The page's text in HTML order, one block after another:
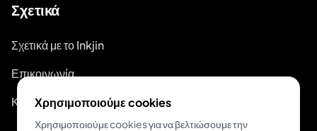
Σχετικά
Σχετικά με το Inkjin
Επικοινωνία
Κιτ Επωνυμίας
Χρησιμοποιούμε cookies
Χρησιμοποιούμε cookies για να βελτιώσουμε την